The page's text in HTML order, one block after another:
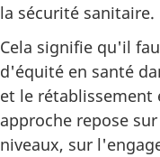
la sécurité sanitaire.
Cela signifie qu'il
d'équité en santé
et le rétablissement
approche repose
niveaux, sur